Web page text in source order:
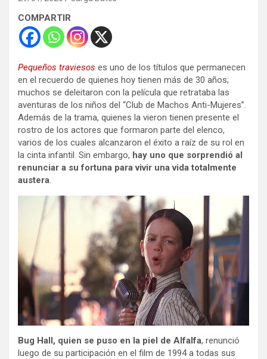
COMPARTIR
Pequeños traviesos es uno de los títulos que permanecen
en el recuerdo de quienes hoy tienen más de 30 años;
muchos se deleitaron con la película que retrataba las
aventuras de los niños del “Club de Machos Anti-Mujeres”.
Además de la trama, quienes la vieron tienen presente el
rostro de los actores que formaron parte del elenco,
varios de los cuales alcanzaron el éxito a raíz de su rol en
la cinta infantil. Sin embargo, hay uno que sorprendió al
renunciar a su fortuna para vivir una vida totalmente
austera
Bug Hall, quien se puso en la piel de Alfalfa, renunció
luego de su participación en el film de 1994 a todas sus